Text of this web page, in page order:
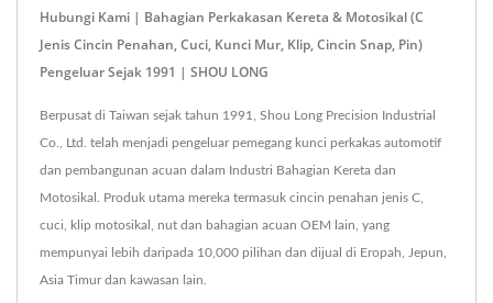
Hubungi Kami | Bahagian Perkakasan Kereta & Motosikal (C
Jenis Cincin Penahan, Cuci, Kunci Mur, Klip, Cincin Snap, Pin)
Pengeluar Sejak 1991 | SHOU LONG
Berpusat di Taiwan sejak tahun 1991, Shou Long Precision Industrial
Co., Ltd. telah menjadi pengeluar pemegang kunci perkakas automotif
dan pembangunan acuan dalam Industri Bahagian Kereta dan
Motosikal. Produk utama mereka termasuk cincin penahan jenis C,
cuci, klip motosikal, nut dan bahagian acuan OEM lain, yang
mempunyai lebih daripada 10,000 pilihan dan dijual di Eropah, Jepun,
Asia Timur dan kawasan lain.